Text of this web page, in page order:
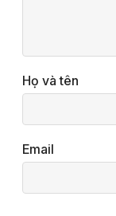
Họ và tên
Email